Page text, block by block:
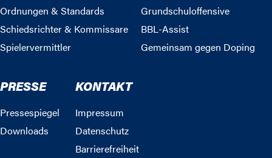
Ordnungen & Standards
Schiedsrichter & Kommissare
Spielervermittler
Grundschuloffensive
BBL-Assist
Gemeinsam gegen Doping
PRESSE
Pressespiegel
Downloads
KONTAKT
Impressum
Datenschutz
Barrierefreiheit